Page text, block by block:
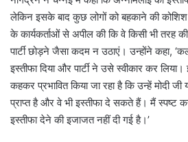
लेकिन इसके बाद कुछ लोगों को बहकाने की कोशिश
के कार्यकर्ताओं से अपील की कि वे किसी भी तरह
पार्टी छोड़ने जैसा कदम न उठाएं। उन्होंने कहा,
इस्तीफा दिया और पार्टी ने उसे स्वीकार कर
कहकर प्रभावित किया जा रहा है कि उन्हें मोदी
प्राप्त है और वे भी इस्तीफा दे सकते हैं। मैं स्पष्ट
इस्तीफा देने की इजाजत नहीं दी गई है।’